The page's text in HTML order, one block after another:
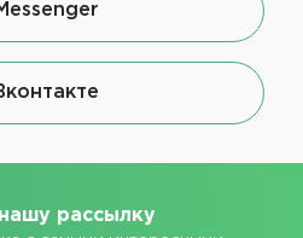
рассылку